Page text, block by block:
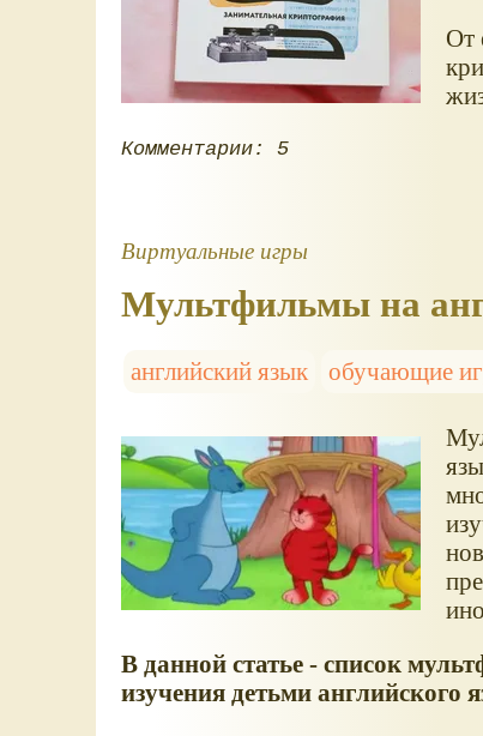
От
Комментарии: 5
Виртуальные игры
Мультфильмы на
английский язык обучающие
В данной статье - список
изучения детьми английского